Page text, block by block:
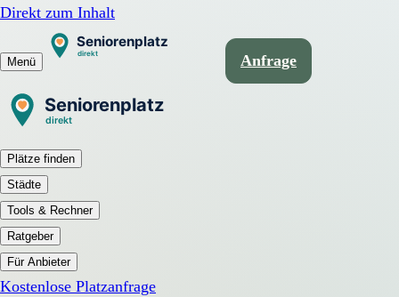
Direkt zum Inhalt
Menü Anfrage
Plätze finden
Städte
Tools & Rechner
Ratgeber
Für Anbieter
Kostenlose Platzanfrage